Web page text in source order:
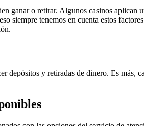
ganar o retirar. Algunos casinos aplican
siempre tenemos en cuenta estos
depósitos y retiradas de dinero. Es